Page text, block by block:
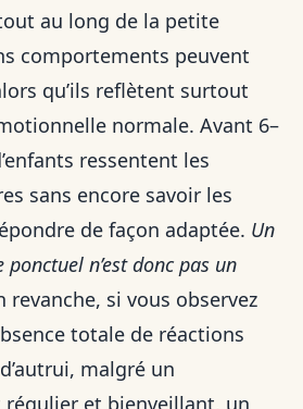
au long de la petite
comportements peuvent
qu’ils reflètent surtout
normale. Avant 6–
ressentent les
sans encore savoir les
de façon adaptée. Un
ponctuel n’est donc pas un
revanche, si vous observez
totale de réactions
malgré un
et bienveillant, un